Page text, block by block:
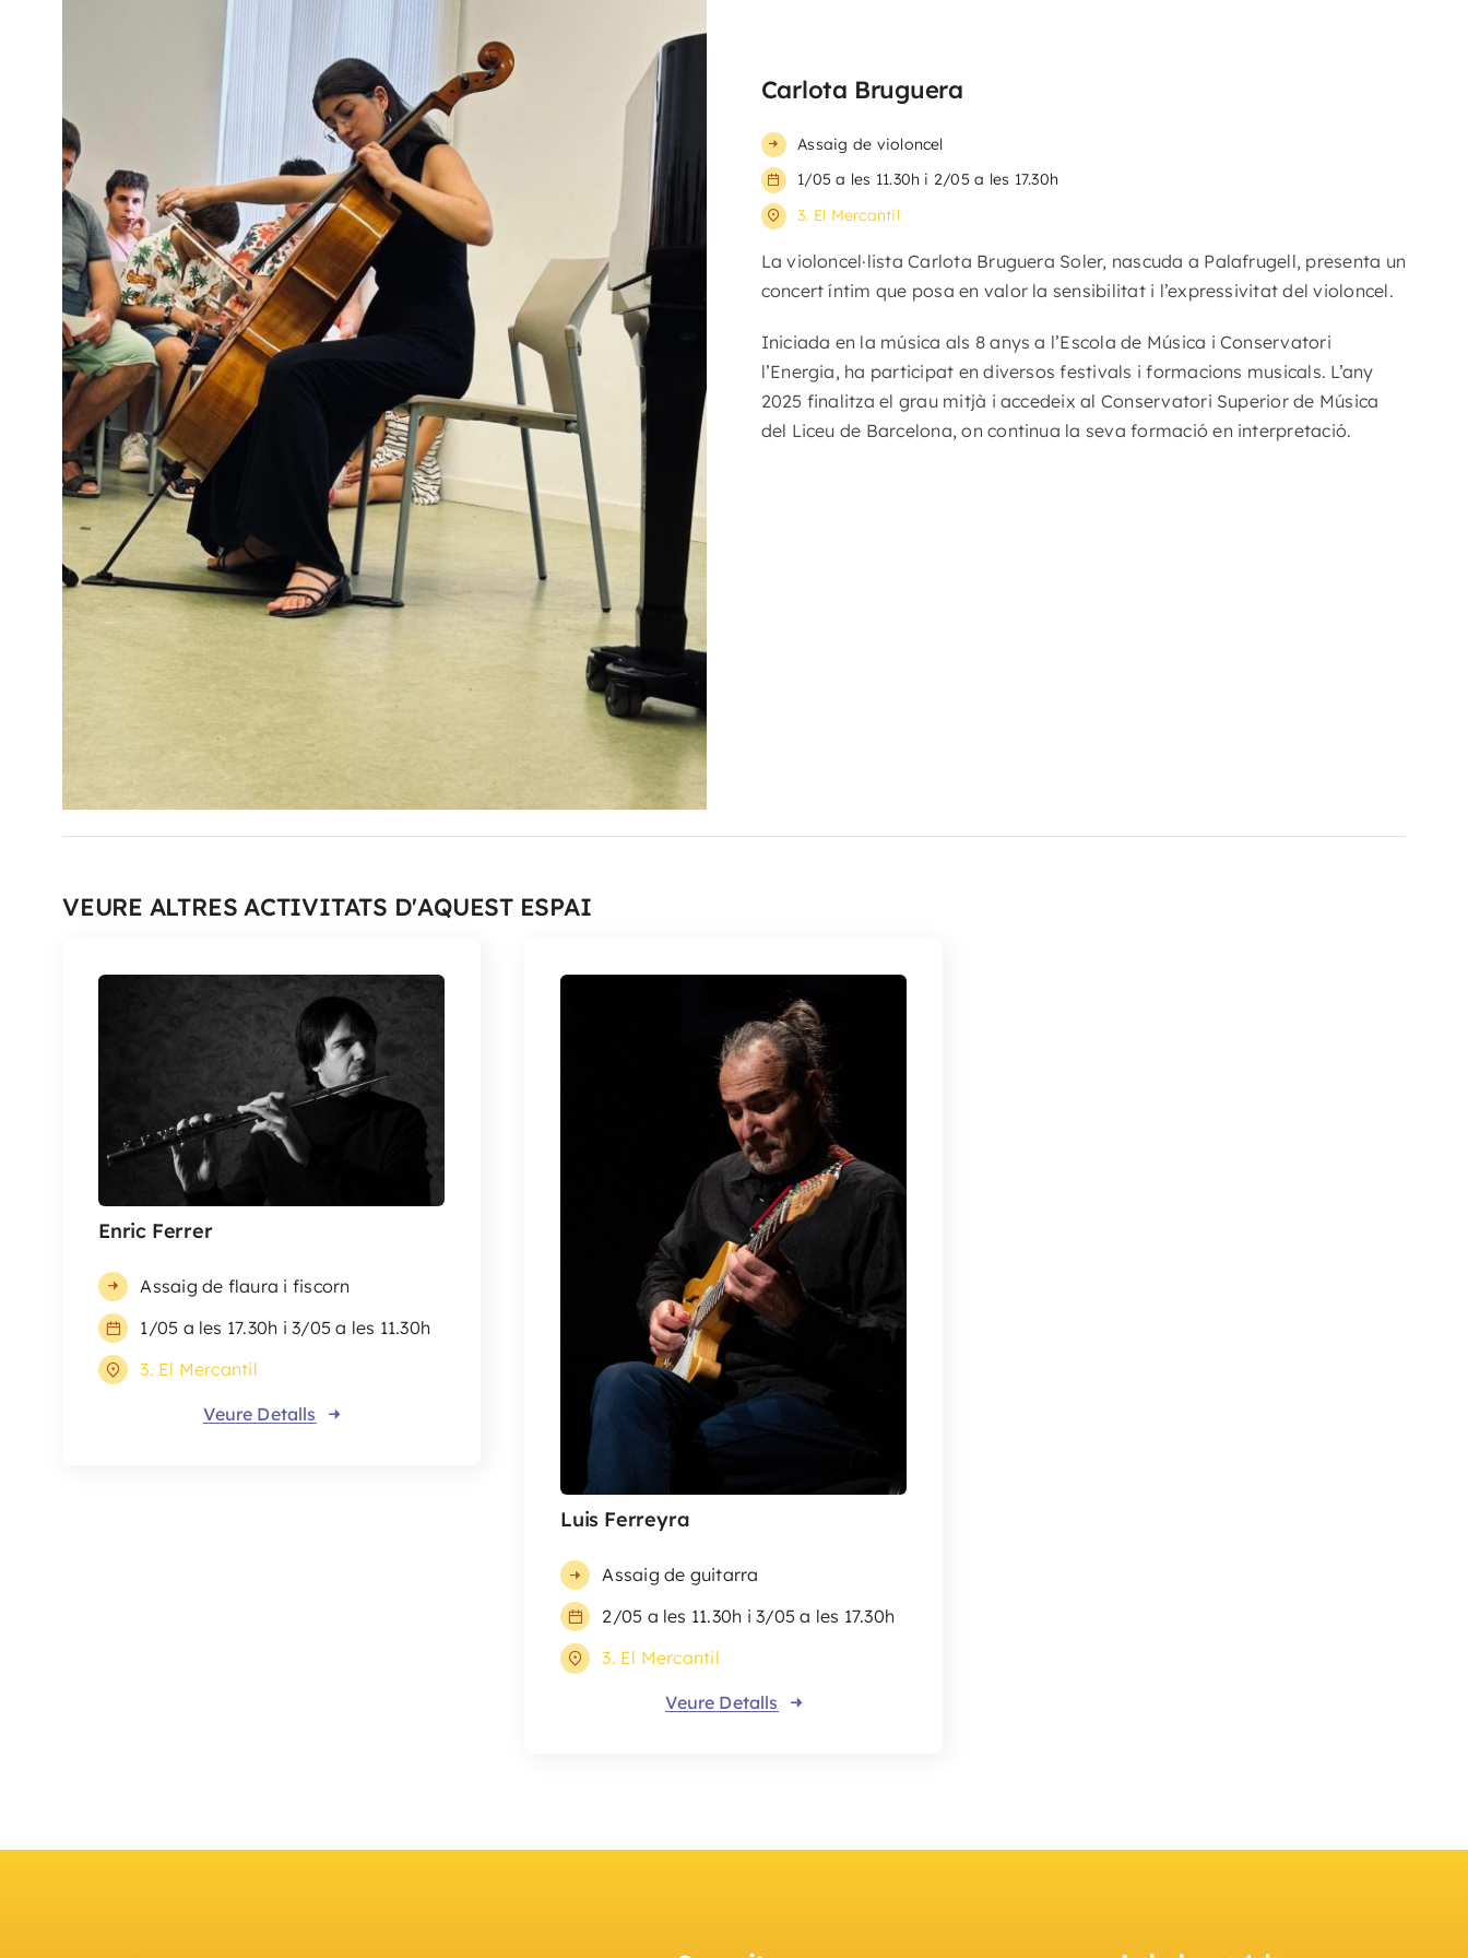
Carlota Bruguera
Assaig de violoncel
1/05 a les 11.30h i 2/05 a les 17.30h
3. El Mercantil
La violoncel·lista Carlota Bruguera Soler, nascuda a Palafrugell, presenta un
concert íntim que posa en valor la sensibilitat i l’expressivitat del violoncel.
Iniciada en la música als 8 anys a l’Escola de Música i Conservatori
l’Energia, ha participat en diversos festivals i formacions musicals. L’any
2025 finalitza el grau mitjà i accedeix al Conservatori Superior de Música
del Liceu de Barcelona, on continua la seva formació en interpretació.
VEURE ALTRES ACTIVITATS D'AQUEST ESPAI
Enric Ferrer
Assaig de flaura i fiscorn
1/05 a les 17.30h i 3/05 a les 11.30h
3. El Mercantil
Veure Detalls
Luis Ferreyra
Assaig de guitarra
2/05 a les 11.30h i 3/05 a les 17.30h
3. El Mercantil
Veure Detalls